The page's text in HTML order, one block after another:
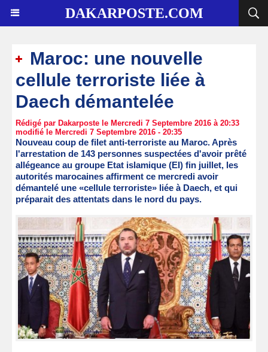
DAKARPOSTE.COM
Maroc: une nouvelle
cellule terroriste liée à
Daech démantelée
Rédigé par Dakarposte le Mercredi 7 Septembre 2016 à 20:33
modifié le Mercredi 7 Septembre 2016 - 20:35
Nouveau coup de filet anti-terroriste au Maroc. Après
l'arrestation de 143 personnes suspectées d'avoir prêté
allégeance au groupe Etat islamique (EI) fin juillet, les
autorités marocaines affirment ce mercredi avoir
démantelé une «cellule terroriste» liée à Daech, et qui
préparait des attentats dans le nord du pays.